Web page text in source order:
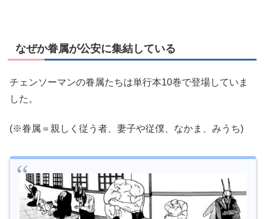
なぜか眷属が公安に集結している
チェンソーマンの眷属たちは単行本10巻で登場していま
した。
(※眷属＝親しく従う者、妻子や従僕、なかま、みうち)